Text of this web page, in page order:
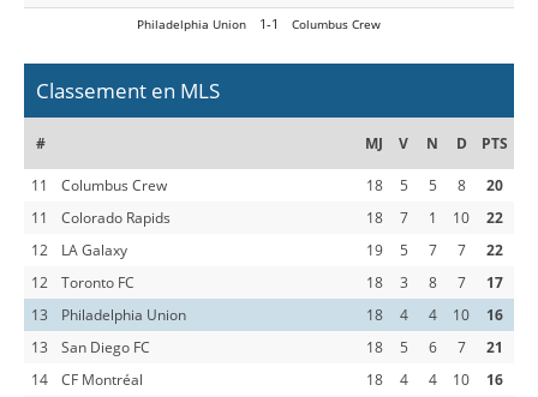
Philadelphia Union 1-1 Columbus Crew
Classement en MLS
# MJ V N D PTS
11 Columbus Crew 18 5 5 8
20
11
Colorado Rapids 18 7 1 10
22
12
LA Galaxy 19 5 7 7
22
12
Toronto FC 18 3 8 7
17
13
Philadelphia Union 18 4 4 10
16
13
San Diego FC 18 5 6 7
21
14
CF Montréal 18 4 4 10 16